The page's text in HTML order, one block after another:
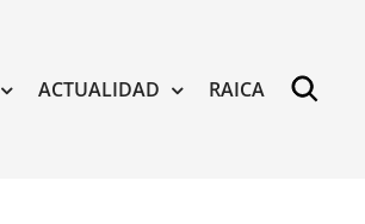
ACTUALIDAD RAICA